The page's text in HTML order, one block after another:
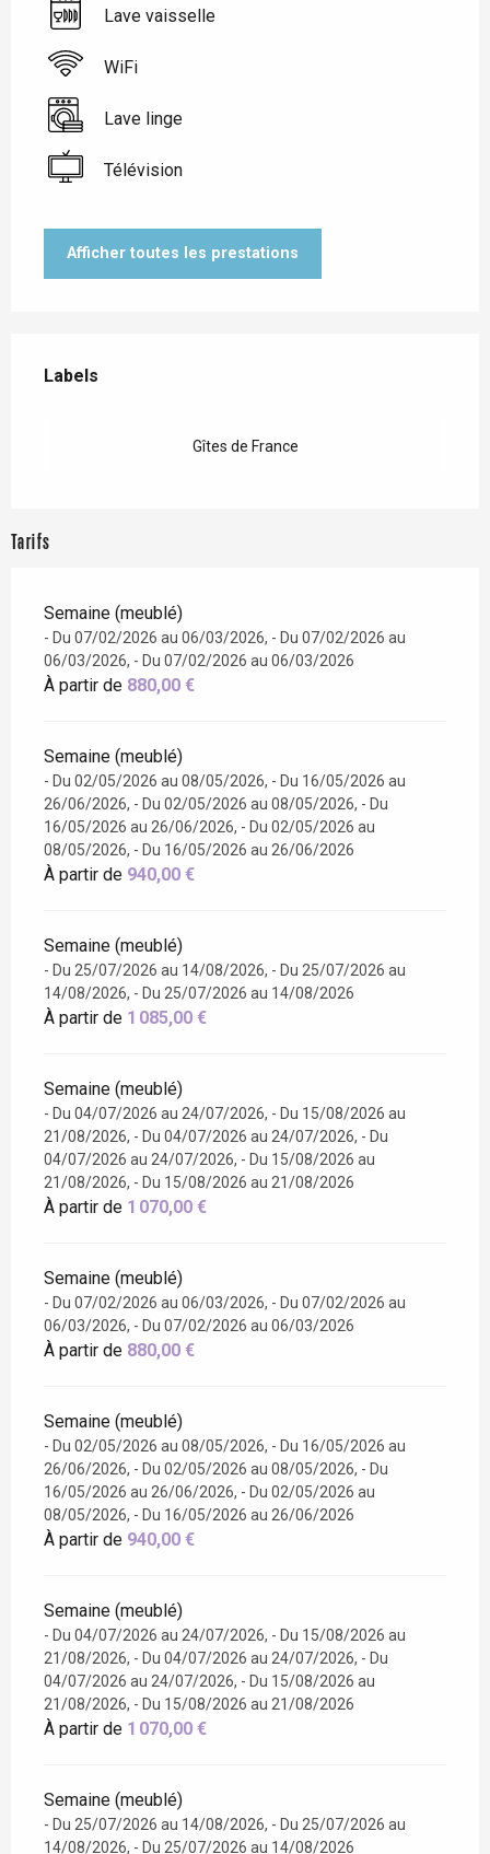
Lave vaisselle
WiFi
Lave linge
Télévision
Afficher toutes les prestations
Labels
Labels
Gîtes de France
Tarifs
Semaine (meublé)
- Du 07/02/2026 au 06/03/2026, - Du 07/02/2026 au
06/03/2026, - Du 07/02/2026 au 06/03/2026
À partir de 880,00 €
Semaine (meublé)
- Du 02/05/2026 au 08/05/2026, - Du 16/05/2026 au
26/06/2026, - Du 02/05/2026 au 08/05/2026, - Du
16/05/2026 au 26/06/2026, - Du 02/05/2026 au
08/05/2026, - Du 16/05/2026 au 26/06/2026
À partir de 940,00 €
Semaine (meublé)
- Du 25/07/2026 au 14/08/2026, - Du 25/07/2026 au
14/08/2026, - Du 25/07/2026 au 14/08/2026
À partir de 1 085,00 €
Semaine (meublé)
- Du 04/07/2026 au 24/07/2026, - Du 15/08/2026 au
21/08/2026, - Du 04/07/2026 au 24/07/2026, - Du
04/07/2026 au 24/07/2026, - Du 15/08/2026 au
21/08/2026, - Du 15/08/2026 au 21/08/2026
À partir de 1 070,00 €
Semaine (meublé)
- Du 07/02/2026 au 06/03/2026, - Du 07/02/2026 au
06/03/2026, - Du 07/02/2026 au 06/03/2026
À partir de 880,00 €
Semaine (meublé)
- Du 02/05/2026 au 08/05/2026, - Du 16/05/2026 au
26/06/2026, - Du 02/05/2026 au 08/05/2026, - Du
16/05/2026 au 26/06/2026, - Du 02/05/2026 au
08/05/2026, - Du 16/05/2026 au 26/06/2026
À partir de 940,00 €
Semaine (meublé)
- Du 04/07/2026 au 24/07/2026, - Du 15/08/2026 au
21/08/2026, - Du 04/07/2026 au 24/07/2026, - Du
04/07/2026 au 24/07/2026, - Du 15/08/2026 au
21/08/2026, - Du 15/08/2026 au 21/08/2026
À partir de 1 070,00 €
Semaine (meublé)
- Du 25/07/2026 au 14/08/2026, - Du 25/07/2026 au
14/08/2026, - Du 25/07/2026 au 14/08/2026